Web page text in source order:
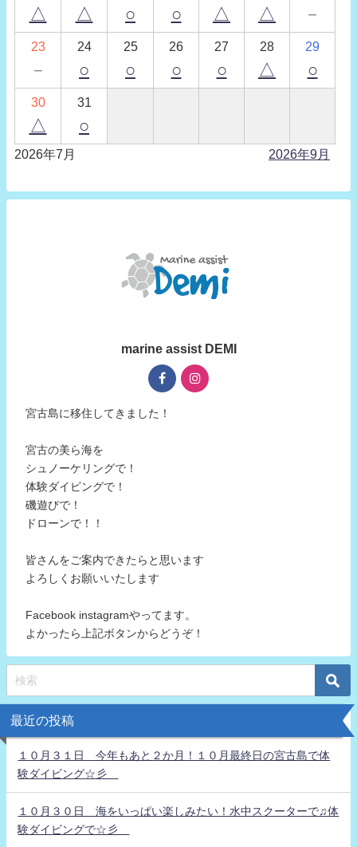
△ △ ○ ○ △ △ －
23
－
24
○
25
○
26
○
27
○
28
△
29
○
30
△
31
○
2026年7月 2026年9月
marine assist DEMI
宮古島に移住してきました！
宮古の美ら海を
シュノーケリングで！
体験ダイビングで！
磯遊びで！
ドローンで！！
皆さんをご案内できたらと思います
よろしくお願いいたします
Facebook instagramやってます。
よかったら上記ボタンからどうぞ！
最近の投稿
１０月３１日 今年もあと２か月！１０月最終日の宮古島で体
験ダイビング☆彡
１０月３０日 海をいっぱい楽しみたい！水中スクーターで♫体
験ダイビングで☆彡